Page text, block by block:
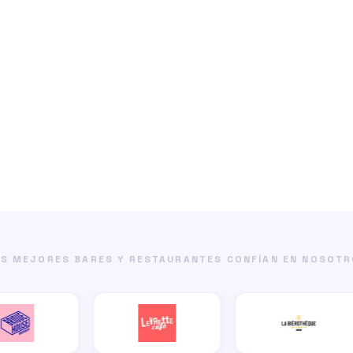
MEJORES BARES Y RESTAURANTES CONFÍAN EN